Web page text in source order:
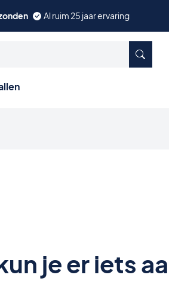
Al ruim 25 jaar ervaring
je er iets